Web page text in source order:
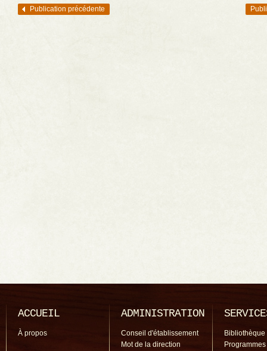
Navigation des articles
Publication précédente
ACCUEIL
À propos
ADMINISTRATION
Conseil d'établissement
Mot de la direction
Bibliothèque
Programmes